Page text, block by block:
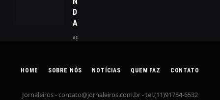
Dispositivos
Apresentados
agosto 19, 2024
HOME SOBRE NÓS NOTÍCIAS QUEM FAZ CONTATO
Jornaleiros -contato@jornaleiros.com.br- tel.(11)91754-6532